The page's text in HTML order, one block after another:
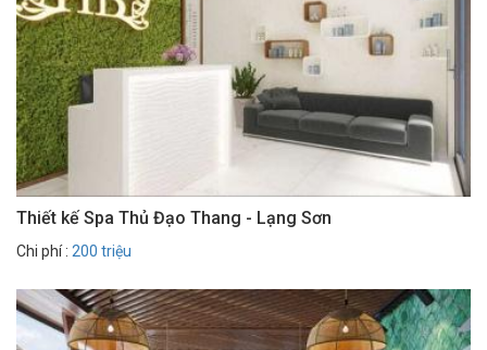
Thiết kế Spa Thủ Đạo Thang - Lạng Sơn
Chi phí : 200 triệu